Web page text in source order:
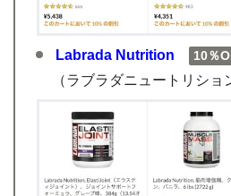
Labrada Nutrition 10％
（ラブラダニュートリショ